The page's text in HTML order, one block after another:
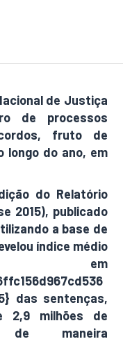
de Justiça
de processos
fruto de
longo do ano, em
do Relatório
2015), publicado
a base de
índice médio
em
das sentenças,
2,9 milhões de
de maneira